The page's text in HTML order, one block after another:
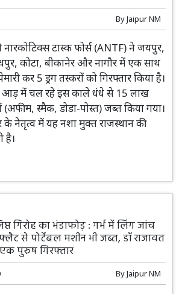
ByJaipur NM
नारकोटिक्स टास्क फोर्स (ANTF) ने जयपुर,
कोटा, बीकानेर और नागौर में एक साथ
कर 5 ड्रग तस्करों को गिरफ्तार किया है।
आड़ में चल रहे इस काले धंधे से 15 लाख
(अफीम, स्मैक, डोडा-पोस्त) जब्त किया गया।
नेतृत्व में यह नशा मुक्त राजस्थान की
है।
गिरोह का भंडाफोड़ : गर्भ में लिंग जांच
से पोर्टेबल मशीन भी जब्त, डॉ राजावत
पुरुष गिरफ्तार
ByJaipur NM